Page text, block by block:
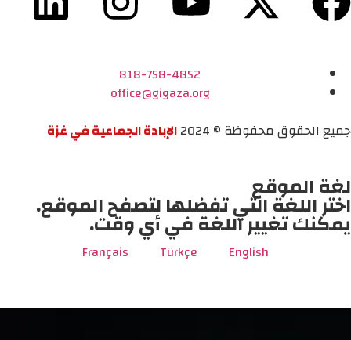
818-758-4852
office@gigaza.org
جميع الحقوق محفوظة © 2024
الإبادة الجماعية في غزة
لغة الموقع
اختر اللغة التي تفضلها لتصفح الموقع.
يمكنك تغيير اللغة في أي وقت.
English
Türkçe
Français